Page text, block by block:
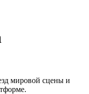
мировой сцены и